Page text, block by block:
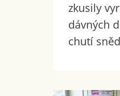
zkusily
dávných
chutí